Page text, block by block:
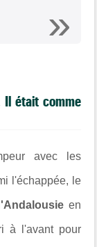
Il était comme
avec les
l'échappée, le
en
à l'avant pour